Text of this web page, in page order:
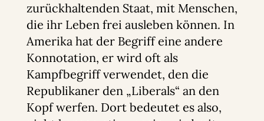
zurückhaltenden Staat, mit Menschen,
die ihr Leben frei ausleben können. In
Amerika hat der Begriff eine andere
Konnotation, er wird oft als
Kampfbegriff verwendet, den die
Republikaner den „Liberals“ an den
Kopf werfen. Dort bedeutet es also,